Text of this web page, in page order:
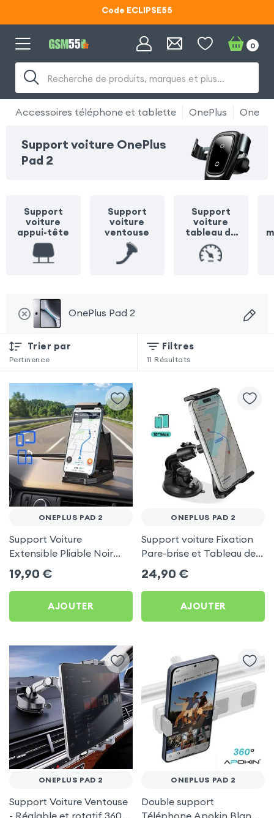
Lunettes d'éclipse OFFERTES
Code ECLIPSE55
Recherche de produits, marques et plus…
0
Accessoires téléphone et tablette OnePlus
Support voiture OnePlus
Pad 2
Support
voiture
appui-tête
Support
voiture
ventouse
Support
voiture
tableau de
bord
OnePlus Pad 2
Trier par
Pertinence
Filtres
11 Résultats
ONEPLUS PAD 2
Support Voiture
Extensible Pliable Noir
Carbone pour OnePlus
Pad 2
19,90 €
AJOUTER
ONEPLUS PAD 2
Support voiture Fixation
Pare-brise et Tableau de
bord pour OnePlus Pad 2
24,90 €
AJOUTER
ONEPLUS PAD 2
Support Voiture Ventouse
ONEPLUS PAD 2
Double support